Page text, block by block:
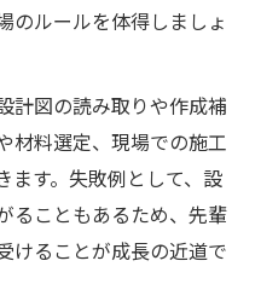
のルールを体得しましょ
計図の読み取りや作成補
材料選定、現場での施工
ます。失敗例として、設
ることもあるため、先輩
けることが成長の近道で